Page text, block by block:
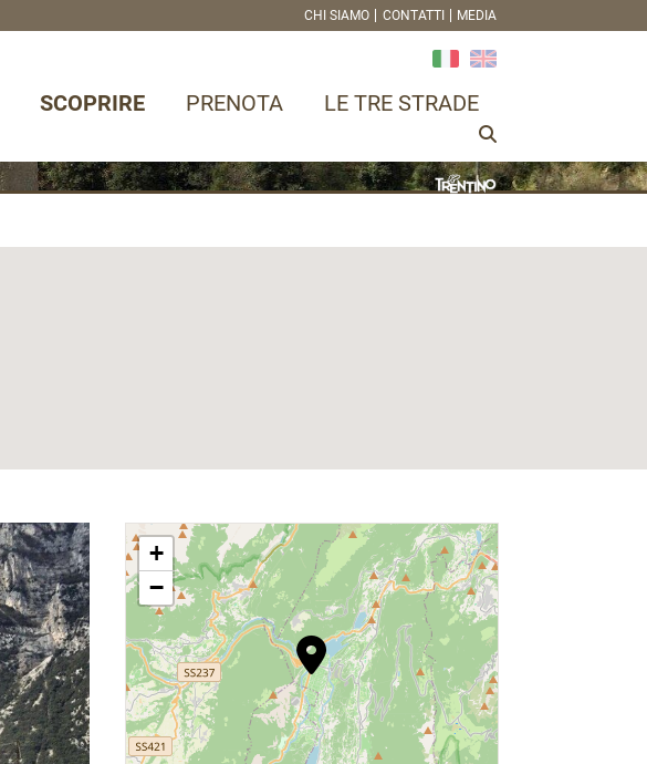
CHI SIAMO CONTATTI MEDIA
SCOPRIRE PRENOTA LE TRE STRADE
+
−